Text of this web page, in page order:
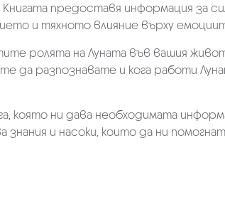
предоставя информация за
и тяхното влияние върху
ролята на Луната във вашия
да разпознавате и кога работи
която ни дава необходимата
знания и насоки, които да ни